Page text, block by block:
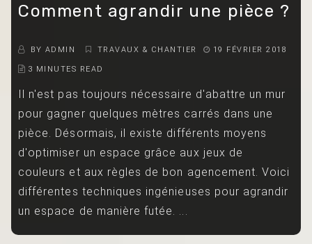
Comment agrandir une pièce ?
BY ADMIN TRAVAUX & CHANTIER 19 FÉVRIER 2018
3 MINUTES READ
Il n'est pas toujours nécessaire d'abattre un mur
pour gagner quelques mètres carrés dans une
pièce. Désormais, il existe différents moyens
d'optimiser un espace grâce aux jeux de
couleurs et aux règles de bon agencement. Voici
différentes techniques ingénieuses pour agrandir
un espace de manière futée. ...